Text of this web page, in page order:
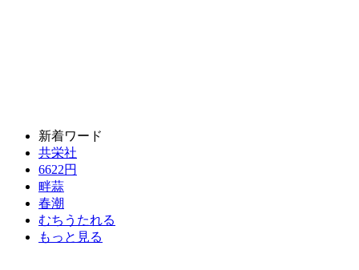
新着ワード
共栄社
6622円
畔蒜
春潮
むちうたれる
もっと見る